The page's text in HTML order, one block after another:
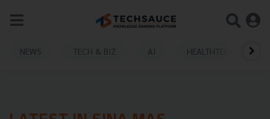
NEWS TECH & BIZ AI HEALTHTECH